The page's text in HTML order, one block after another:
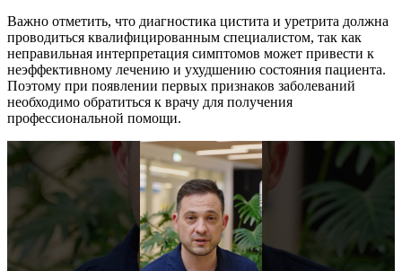
Важно отметить, что диагностика цистита и уретрита должна
проводиться квалифицированным специалистом, так как
неправильная интерпретация симптомов может привести к
неэффективному лечению и ухудшению состояния пациента.
Поэтому при появлении первых признаков заболеваний
необходимо обратиться к врачу для получения
профессиональной помощи.